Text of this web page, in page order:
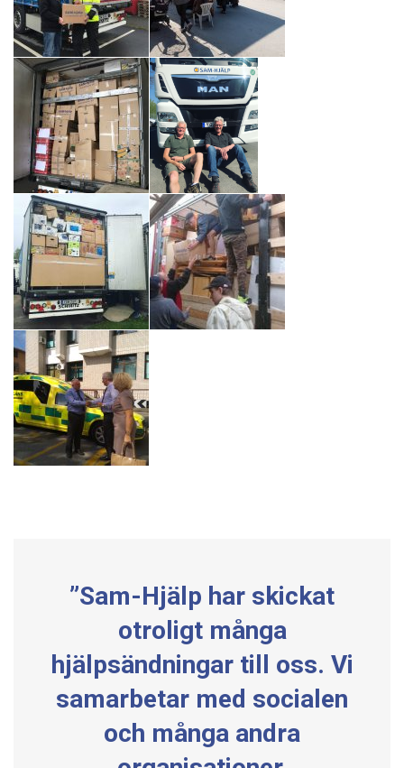
”Sam-Hjälp har skickat
otroligt många
hjälpsändningar till oss. Vi
samarbetar med socialen
och många andra